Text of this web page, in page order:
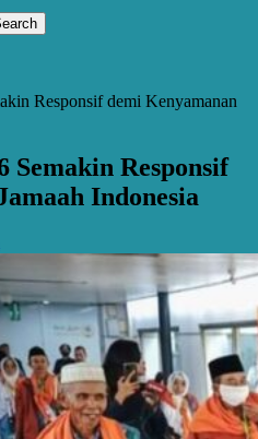
Responsif demi Kenyamanan
Semakin Responsif
Indonesia